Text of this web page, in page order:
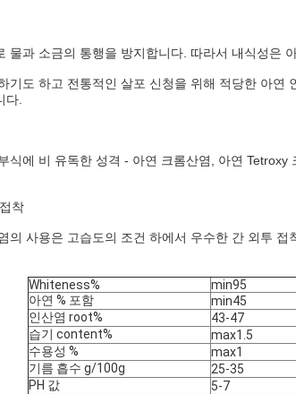
물과 소금의 통행을 방지합니다. 따라서 내식성은
기도 하고 전통적인 살포 신청을 위해 적당한 아
다.
식에 비 유독한 성격 - 아연 크롬산염, 아연
착
의 사용은 고습도의 조건 하에서 우수한 간 외투 접
Whiteness%
min95
아연 % 포함
min45
인산염 root%
43-47
습기 content%
max1.5
수용성 %
max1
기름 흡수 g/100g
25-35
PH 값
5-7